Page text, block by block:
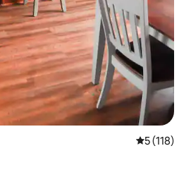
Średnia
5 (118)